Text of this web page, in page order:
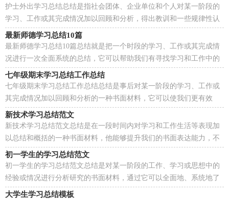
护士外出学习总结总结是指社会团体、企业单位和个人对某一阶段的
学习、工作或其完成情况加以回顾和分析，得出教训和一些规律性认
识的一种书面材料，通过它可以正确认识以往学习...
最新师德学习总结10篇
最新师德学习总结10篇总结就是把一个时段的学习、工作或其完成情
况进行一次全面系统的总结，它可以帮助我们有寻找学习和工作中的
规律，因此我们需要回头归纳，写一份总结了。总结...
七年级期末学习总结工作总结
七年级期末学习总结工作总结总结是事后对某一阶段的学习、工作或
其完成情况加以回顾和分析的一种书面材料，它可以使我们更有效
率，不如我们来制定一份总结吧。那么总结应该包括...
新技术学习总结范文
新技术学习总结范文总结是在一段时间内对学习和工作生活等表现加
以总结和概括的一种书面材料，他能够提升我们的书面表达能力，不
如立即行动起来写一份总结吧。我们该怎么写总结...
初一学生的学习总结范文
初一学生的学习总结范文总结是对某一阶段的工作、学习或思想中的
经验或情况进行分析研究的书面材料，通过它可以全面地、系统地了
解以往的学习和工作情况，让我们一起认真地写一...
大学生学习总结模板